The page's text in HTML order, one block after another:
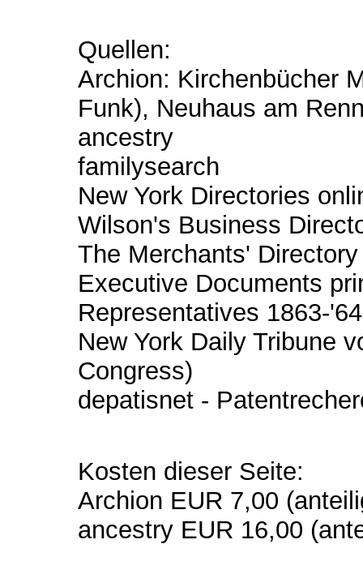
Quellen:
Archion: Kirchenbücher
Funk), Neuhaus am
ancestry
familysearch
New York Directories
Wilson's Business
The Merchants'
Executive Documents
Representatives 1863-
New York Daily Tribune
Congress)
depatisnet -
Kosten dieser Seite:
Archion EUR 7,00
ancestry EUR 16,00